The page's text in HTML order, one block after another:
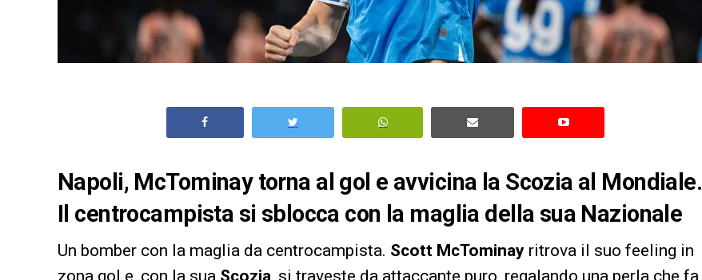
Napoli, McTominay torna al gol e avvicina la Scozia al Mondiale.
Il centrocampista si sblocca con la maglia della sua Nazionale
Un bomber con la maglia da centrocampista. Scott McTominay ritrova il suo feeling in
zona gol e, con la sua Scozia, si traveste da attaccante puro, regalando una perla che fa